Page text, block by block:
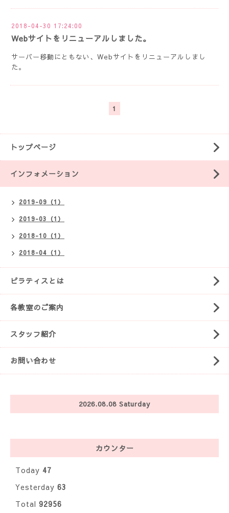
2018-04-30 17:24:00
Webサイトをリニューアルしました。
サーバー移動にともない、Webサイトをリニューアルしまし
た。
1
トップページ
インフォメーション
2019-09（1）
2019-03（1）
2018-10（1）
2018-04（1）
ピラティスとは
各教室のご案内
スタッフ紹介
お問い合わせ
2026.08.08 Saturday
カウンター
Today 47
Yesterday 63
Total 92956